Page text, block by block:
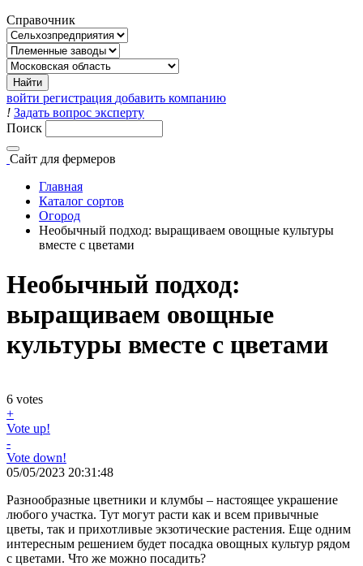
Справочник
войти регистрация добавить компанию
! Задать вопрос эксперту
Поиск
Сайт для фермеров
Главная
Каталог сортов
Огород
Необычный подход: выращиваем овощные культуры
вместе с цветами
Необычный подход:
выращиваем овощные
культуры вместе с цветами
6 votes
+
Vote up!
-
Vote down!
05/05/2023 20:31:48
Разнообразные цветники и клумбы – настоящее украшение
любого участка. Тут могут расти как и всем привычные
цветы, так и прихотливые экзотические растения. Еще одним
интересным решением будет посадка овощных культур рядом
с цветами. Что же можно посадить?